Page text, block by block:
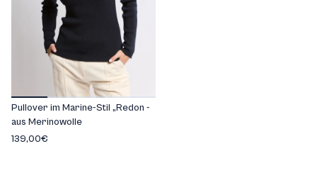
Pullover im Marine-Stil „Redon -
aus Merinowolle
139,00€